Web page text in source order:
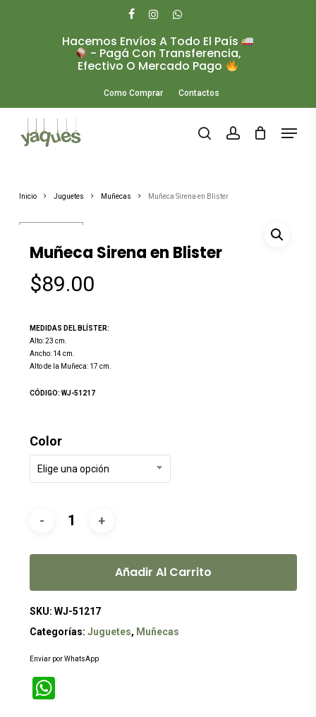
Hacemos Envíos A Todo El País
- Pagá Con Transferencia,
Efectivo O Mercado Pago
Como Comprar Contactos
search account
Menu
Inicio Juguetes Muñecas Muñeca Sirena en Blister
Muñeca Sirena en Blister
$89.00
MEDIDAS DEL BLÍSTER:
Alto: 23 cm.
Ancho: 14 cm.
Alto de la Muñeca: 17 cm.
CÓDIGO: WJ-51217
Color
Elige una opción
Añadir Al Carrito
SKU: WJ-51217
Categorías: Juguetes, Muñecas
Enviar por WhatsApp
WhatsApp